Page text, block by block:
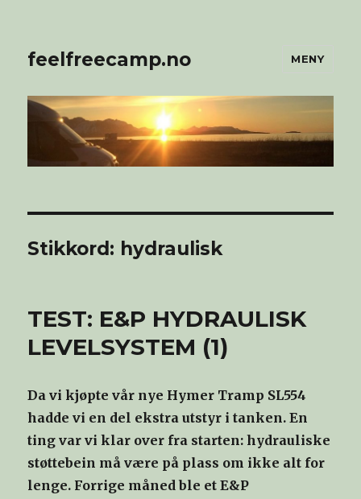
feelfreecamp.no MENY
Stikkord: hydraulisk
TEST: E&P HYDRAULISK
LEVELSYSTEM (1)
Da vi kjøpte vår nye Hymer Tramp SL554
hadde vi en del ekstra utstyr i tanken. En
ting var vi klar over fra starten: hydrauliske
støttebein må være på plass om ikke alt for
lenge. Forrige måned ble et E&P